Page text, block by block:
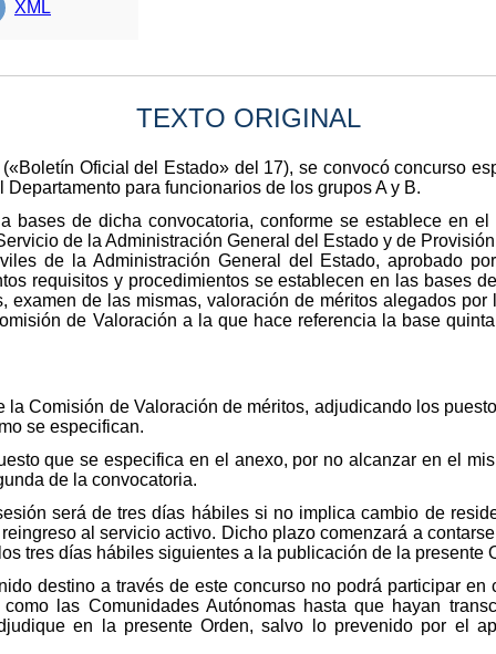
XML
TEXTO ORIGINAL
Oficial del Estado» del 17), se convocó concurso
para funcionarios de los grupos A y B.
bases de dicha convocatoria, conforme se establece en
de la Administración General del Estado y de
de la Administración General del Estado, aprobado
requisitos y procedimientos se establecen en las bases
examen de las mismas, valoración de méritos alegados
de Valoración a la que hace referencia la base
la Comisión de Valoración de méritos, adjudicando los
se especifican.
que se especifica en el anexo, por no alcanzar en el
de la convocatoria.
será de tres días hábiles si no implica cambio de
al servicio activo. Dicho plazo comenzará a
tres días hábiles siguientes a la publicación de la presente
destino a través de este concurso no podrá participar en
las Comunidades Autónomas hasta que hayan
en la presente Orden, salvo lo prevenido por el